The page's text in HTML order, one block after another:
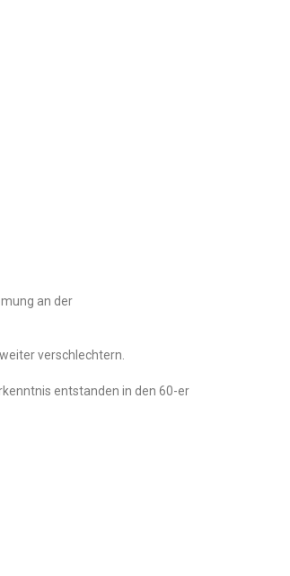
an der
verschlechtern.
entstanden in den 60-er